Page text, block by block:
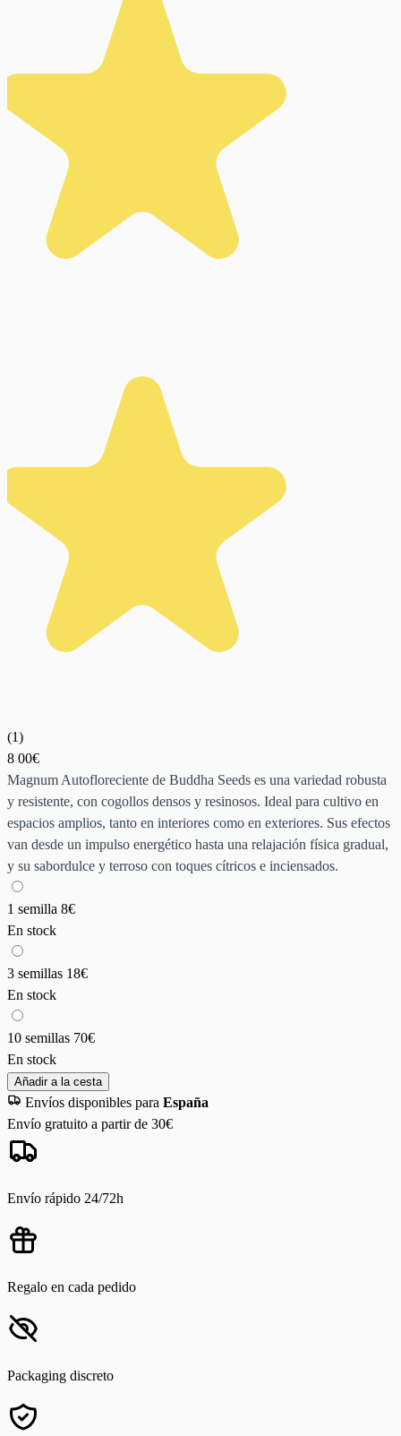
(1)
8 00€
Magnum Autofloreciente de Buddha Seeds es una variedad robusta
y resistente, con cogollos densos y resinosos. Ideal para cultivo en
espacios amplios, tanto en interiores como en exteriores. Sus efectos
van desde un impulso energético hasta una relajación física gradual,
y su sabordulce y terroso con toques cítricos e inciensados.
1 semilla 8€
En stock
3 semillas 18€
En stock
10 semillas 70€
En stock
Añadir a la cesta
Envíos disponibles para España
Envío gratuito a partir de 30€
Envío rápido 24/72h
Regalo en cada pedido
Packaging discreto